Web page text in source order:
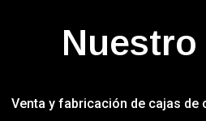
Venta y fabricación de cajas de